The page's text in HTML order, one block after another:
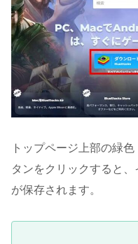
トップページ上部の緑
タンをクリックすると、
が保存されます。